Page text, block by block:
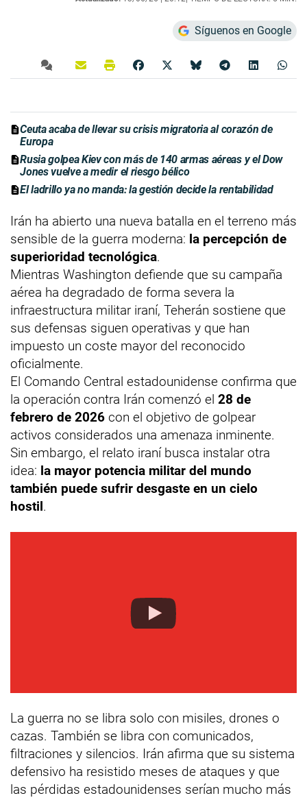
Síguenos en Google
Ceuta acaba de llevar su crisis migratoria al corazón de
Europa
Rusia golpea Kiev con más de 140 armas aéreas y el Dow
Jones vuelve a medir el riesgo bélico
El ladrillo ya no manda: la gestión decide la rentabilidad
Irán ha abierto una nueva batalla en el terreno más
sensible de la guerra moderna: la percepción de
superioridad tecnológica.
Mientras Washington defiende que su campaña
aérea ha degradado de forma severa la
infraestructura militar iraní, Teherán sostiene que
sus defensas siguen operativas y que han
impuesto un coste mayor del reconocido
oficialmente.
El Comando Central estadounidense confirma que
la operación contra Irán comenzó el 28 de
febrero de 2026 con el objetivo de golpear
activos considerados una amenaza inminente.
Sin embargo, el relato iraní busca instalar otra
idea: la mayor potencia militar del mundo
también puede sufrir desgaste en un cielo
hostil.
La guerra no se libra solo con misiles, drones o
cazas. También se libra con comunicados,
filtraciones y silencios. Irán afirma que su sistema
defensivo ha resistido meses de ataques y que
las pérdidas estadounidenses serían mucho más